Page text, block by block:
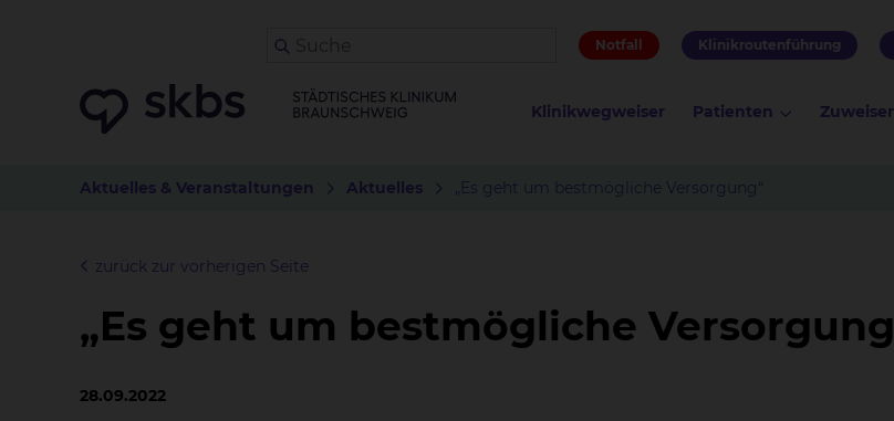
Notfall Klinikroutenführung
Klinikwegweiser Patienten Zuweiser
Aktuelles & Veranstaltungen Aktuelles „Es geht um bestmögliche Versorgung“
zurück zur vorherigen Seite
„Es geht um bestmögliche
28.09.2022